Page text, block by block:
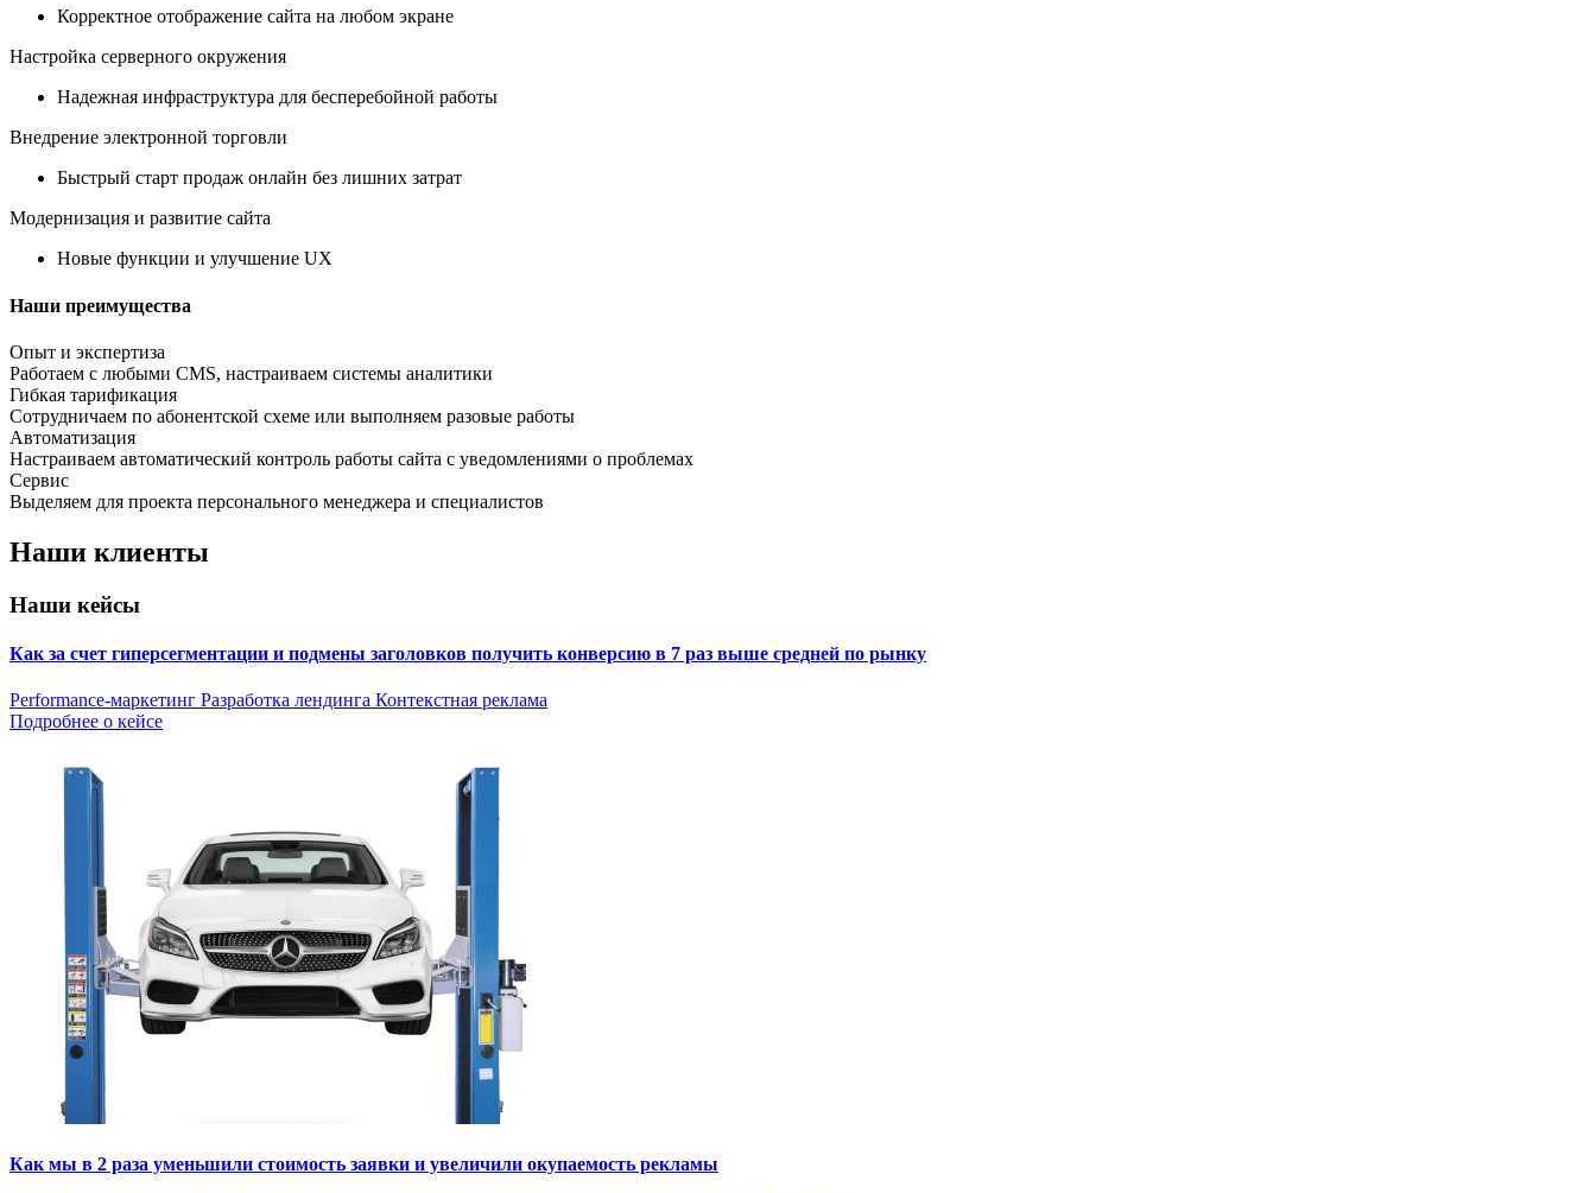
Корректное отображение сайта на любом экране
Настройка серверного окружения
Надежная инфраструктура для бесперебойной работы
Внедрение электронной торговли
Быстрый старт продаж онлайн без лишних затрат
Модернизация и развитие сайта
Новые функции и улучшение UX
Наши преимущества
Опыт и экспертиза
Работаем с любыми CMS, настраиваем системы аналитики
Гибкая тарификация
Сотрудничаем по абонентской схеме или выполняем разовые работы
Автоматизация
Настраиваем автоматический контроль работы сайта с уведомлениями о проблемах
Сервис
Выделяем для проекта персонального менеджера и специалистов
Наши клиенты
Наши кейсы
Как за счет гиперсегментации и подмены заголовков получить конверсию в 7 раз выше средней по рынку
Performance-маркетинг Разработка лендинга Контекстная реклама
Подробнее о кейсе
Как мы в 2 раза уменьшили стоимость заявки и увеличили окупаемость рекламы